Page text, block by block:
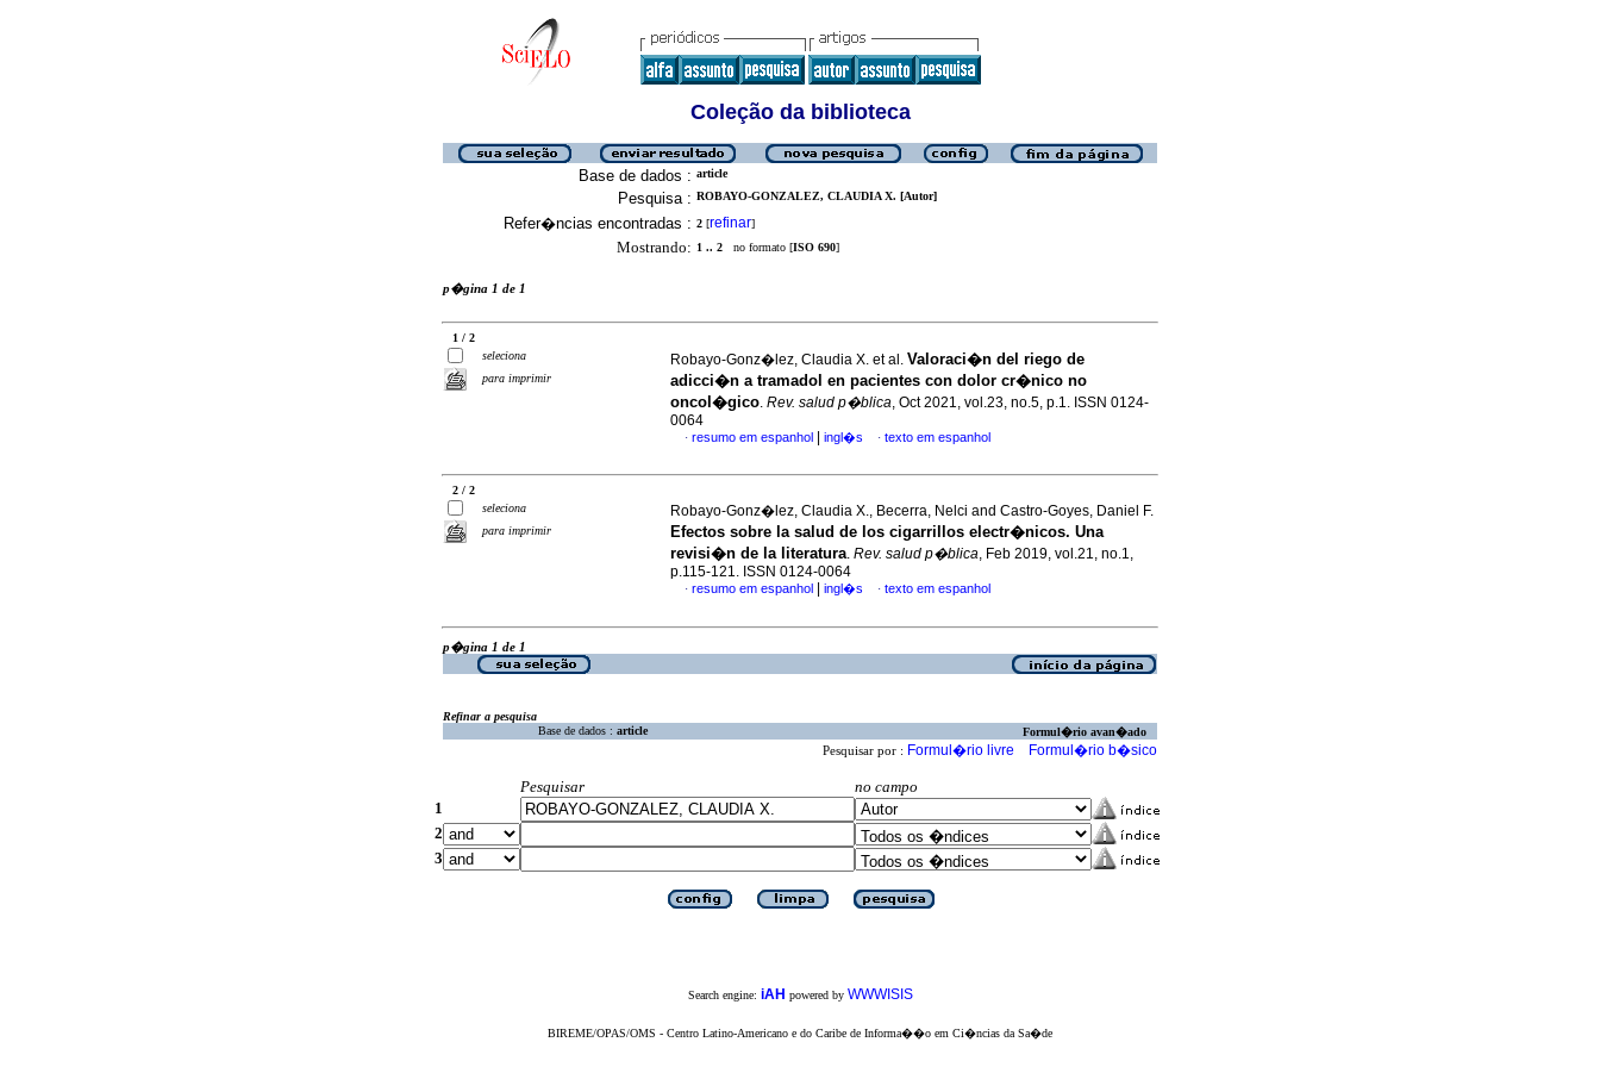
Coleção da biblioteca
Base de dados : article
Pesquisa : ROBAYO-GONZALEZ, CLAUDIA X. [Autor]
Refer�ncias encontradas : 2 [refinar]
Mostrando: 1 .. 2 no formato [ISO 690]
p�gina 1 de 1
1 / 2
seleciona
para imprimir
Robayo-Gonz�lez, Claudia X. et al. Valoraci�n del riego de
adicci�n a tramadol en pacientes con dolor cr�nico no
oncol�gico. Rev. salud p�blica, Oct 2021, vol.23, no.5, p.1. ISSN 0124-
0064
· resumo em espanhol ingl�s · texto em espanhol
2 / 2
seleciona
para imprimir
Robayo-Gonz�lez, Claudia X., Becerra, Nelci and Castro-Goyes, Daniel F.
Efectos sobre la salud de los cigarrillos electr�nicos. Una
revisi�n de la literatura. Rev. salud p�blica, Feb 2019, vol.21, no.1,
p.115-121. ISSN 0124-0064
· resumo em espanhol ingl�s · texto em espanhol
p�gina 1 de 1
Refinar a pesquisa
Base de dados : article Formul�rio avan�ado
Pesquisar por : Formul�rio livre Formul�rio b�sico
Pesquisar
no campo
1
2
3
Search engine: iAH powered by WWWISIS
BIREME/OPAS/OMS - Centro Latino-Americano e do Caribe de Informa��o em Ci�ncias da Sa�de